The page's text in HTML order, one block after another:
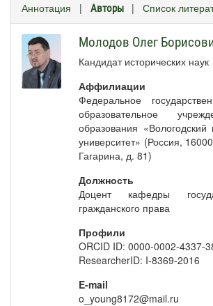
Аннотация | Авторы | Список
Молодов Олег
Кандидат исторических наук
Аффилиации
Федеральное
образовательное
образования «Вологодский
университет» (Россия,
Гагарина, д. 81)
Должность
Доцент кафедры
гражданского права
Профили
ORCID ID: 0000-0002-4337-
ResearcherID: I-8369-2016
E-mail
o_young8172@mail.ru